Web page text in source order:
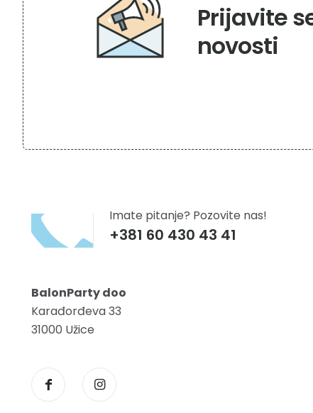
Prijavite
novosti
+381 60 430 43 41
Imate pitanje? Pozovite nas!
BalonParty doo
Karađorđeva 33
31000 Užice